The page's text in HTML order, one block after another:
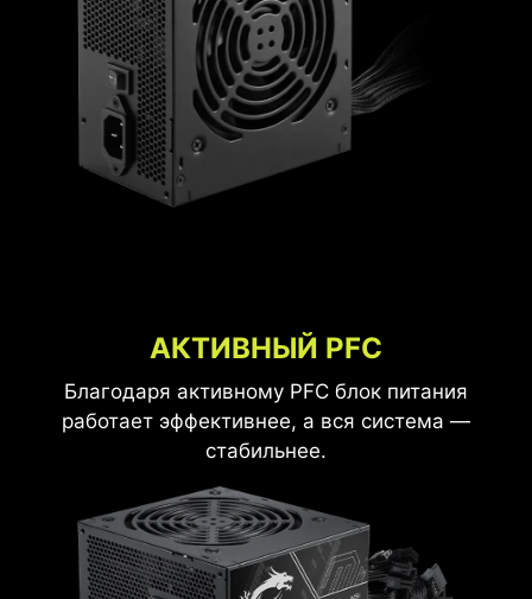
АКТИВНЫЙ PFC
Благодаря активному PFC блок питания
работает эффективнее, а вся система —
стабильнее.